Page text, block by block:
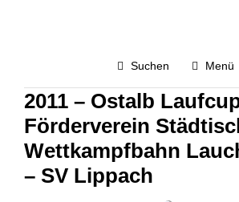
Suchen Menü
Kapfenburger
2011 – Ostalb
Förderverein
Wettkampfbahn
– SV Lippach